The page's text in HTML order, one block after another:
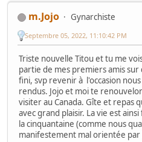
m.Jojo
Gynarchiste
Septembre 05, 2022, 11:10:42 PM
Triste nouvelle Titou et tu me
partie de mes premiers amis
fini, svp revenir à l'occasion
rendus. Jojo et moi te
visiter au Canada. Gîte et repas
avec grand plaisir. La vie est
la cinquantaine (comme nous
manifestement mal orientée par